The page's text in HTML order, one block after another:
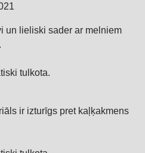
un lieliski sader ar melniem
tulkota.
ir izturīgs pret kaļķakmens